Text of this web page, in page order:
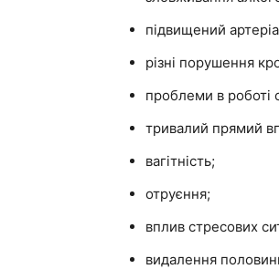
підвищений
різні порушення
проблеми в роботі
тривалий прямий
вагітність;
отруєння;
вплив стресових
видалення